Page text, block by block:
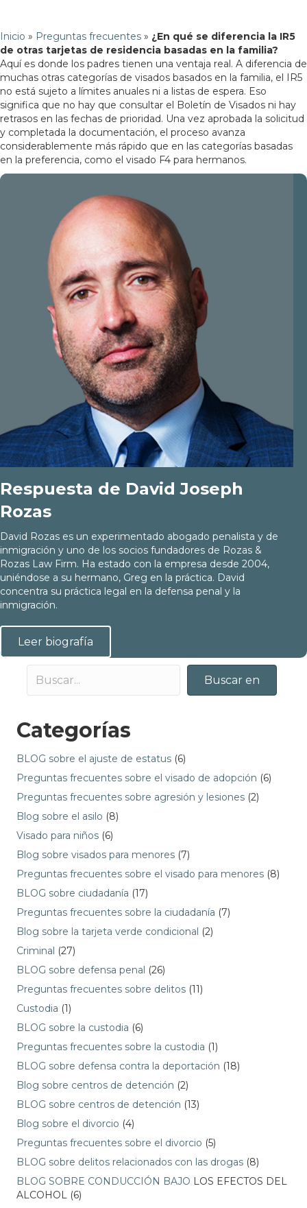
Inicio » Preguntas frecuentes » ¿En qué se diferencia la IR5
de otras tarjetas de residencia basadas en la familia?
Aquí es donde los padres tienen una ventaja real. A diferencia de
muchas otras categorías de visados basados en la familia, el IR5
no está sujeto a límites anuales ni a listas de espera. Eso
significa que no hay que consultar el Boletín de Visados ni hay
retrasos en las fechas de prioridad. Una vez aprobada la solicitud
y completada la documentación, el proceso avanza
considerablemente más rápido que en las categorías basadas
en la preferencia, como el visado F4 para hermanos.
Respuesta de David Joseph
Rozas
David Rozas es un experimentado abogado penalista y de
inmigración y uno de los socios fundadores de Rozas &
Rozas Law Firm. Ha estado con la empresa desde 2004,
uniéndose a su hermano, Greg en la práctica. David
concentra su práctica legal en la defensa penal y la
inmigración.
Leer biografía
Buscar en
Categorías
BLOG sobre el ajuste de estatus (6)
Preguntas frecuentes sobre el visado de adopción (6)
Preguntas frecuentes sobre agresión y lesiones (2)
Blog sobre el asilo (8)
Visado para niños (6)
Blog sobre visados para menores (7)
Preguntas frecuentes sobre el visado para menores (8)
BLOG sobre ciudadanía (17)
Preguntas frecuentes sobre la ciudadanía (7)
Blog sobre la tarjeta verde condicional (2)
Criminal (27)
BLOG sobre defensa penal (26)
Preguntas frecuentes sobre delitos (11)
Custodia (1)
BLOG sobre la custodia (6)
Preguntas frecuentes sobre la custodia (1)
BLOG sobre defensa contra la deportación (18)
Blog sobre centros de detención (2)
BLOG sobre centros de detención (13)
Blog sobre el divorcio (4)
Preguntas frecuentes sobre el divorcio (5)
BLOG sobre delitos relacionados con las drogas (8)
BLOG SOBRE CONDUCCIÓN BAJO LOS EFECTOS DEL
ALCOHOL (6)